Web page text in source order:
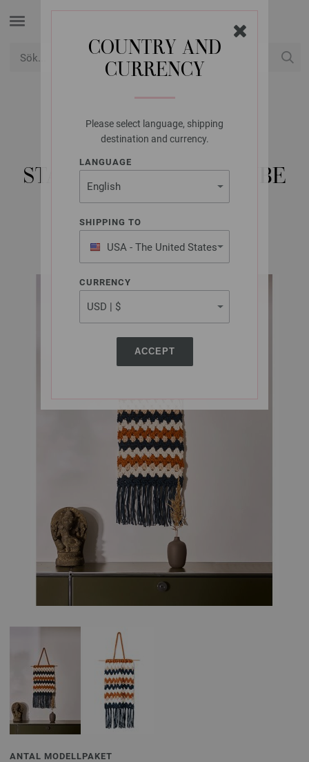
COUNTRY AND
CURRENCY
Please select language, shipping
destination and currency.
LANGUAGE
SHIPPING TO
USA - The United States
of America
CURRENCY
ACCEPT
LANA GROSSA
VÄGGHÄNGE I
STAVMÖNSTER THE TUBE
home No. 78 | Modell 16
ANTAL MODELLPAKET